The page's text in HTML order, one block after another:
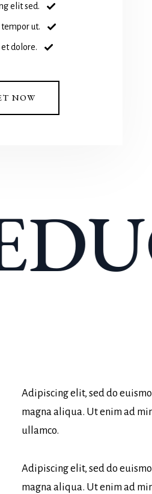
elit sed.
tempor ut.
et dolore.
NOW
Adipiscing elit, sed do
magna aliqua. Ut enim ad
ullamco.
Adipiscing elit, sed do
magna aliqua. Ut enim ad